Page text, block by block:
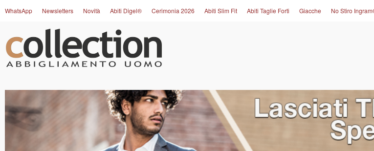
WhatsApp Newsletters Novità Abiti Digel® Cerimonia 2026 Abiti Slim Fit Abiti Taglie Forti Giacche No Stiro